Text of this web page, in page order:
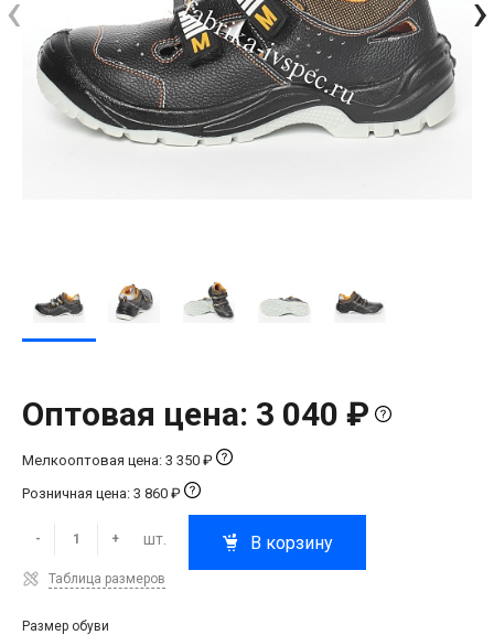
Оптовая цена: 3 040 ₽
Мелкооптовая цена: 3 350 ₽
Розничная цена: 3 860 ₽
- + шт. В корзину
Таблица размеров
Размер обуви